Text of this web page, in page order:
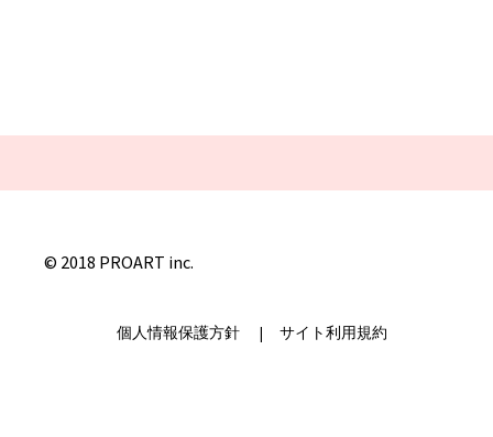
© 2018 PROART inc.
個人情報保護方針 | サイト利用規約